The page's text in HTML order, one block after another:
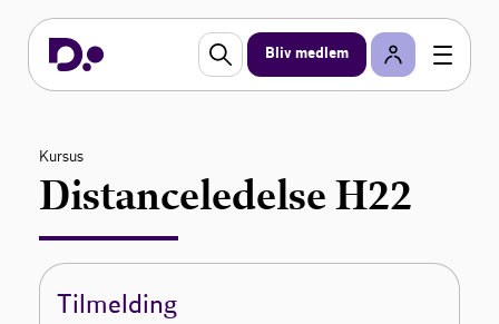
Bliv medlem
Kursus
Distanceledelse H22
Tilmelding